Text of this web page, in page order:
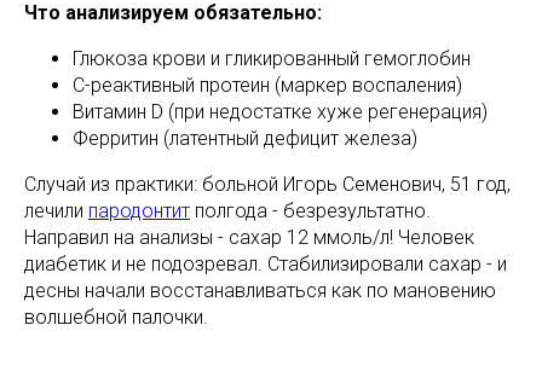
Что анализируем обязательно:
Глюкоза крови и гликированный гемоглобин
С-реактивный протеин (маркер воспаления)
Витамин D (при недостатке хуже регенерация)
Ферритин (латентный дефицит железа)
Случай из практики: больной Игорь Семенович, 51 год,
лечили пародонтит полгода - безрезультатно.
Направил на анализы - сахар 12 ммоль/л! Человек
диабетик и не подозревал. Стабилизировали сахар - и
десны начали восстанавливаться как по мановению
волшебной палочки.